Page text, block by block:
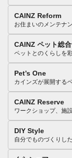
CAINZ Reform
お住まいのメンテナ
CAINZ ペット総
ペットとのくらしを
Pet’s One
カインズが展開する
CAINZ Reserve
ワークショップ、施
DIY Style
自分でものづくりし